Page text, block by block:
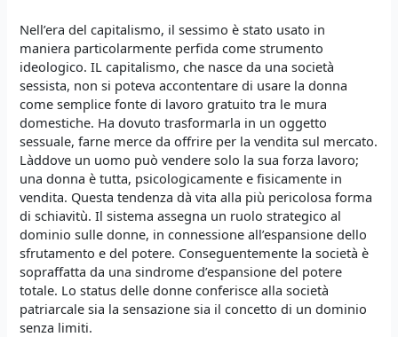
Nell’era del capitalismo, il sessimo è stato usato in
maniera particolarmente perfida come strumento
ideologico. IL capitalismo, che nasce da una società
sessista, non si poteva accontentare di usare la donna
come semplice fonte di lavoro gratuito tra le mura
domestiche. Ha dovuto trasformarla in un oggetto
sessuale, farne merce da offrire per la vendita sul mercato.
Làddove un uomo può vendere solo la sua forza lavoro;
una donna è tutta, psicologicamente e fisicamente in
vendita. Questa tendenza dà vita alla più pericolosa forma
di schiavitù. Il sistema assegna un ruolo strategico al
dominio sulle donne, in connessione all’espansione dello
sfrutamento e del potere. Conseguentemente la società è
sopraffatta da una sindrome d’espansione del potere
totale. Lo status delle donne conferisce alla società
patriarcale sia la sensazione sia il concetto di un dominio
senza limiti.